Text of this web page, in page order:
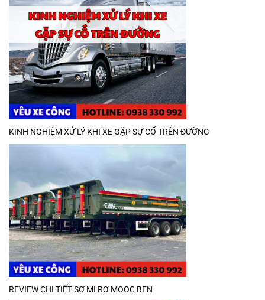
KINH NGHIỆM XỬ LÝ KHI XE GẶP SỰ CỐ TRÊN ĐƯỜNG
REVIEW CHI TIẾT SƠ MI RƠ MOOC BEN